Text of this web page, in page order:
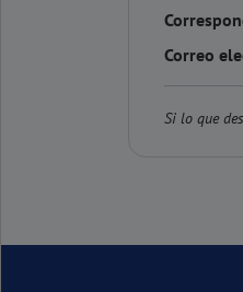
Correo
Si lo que